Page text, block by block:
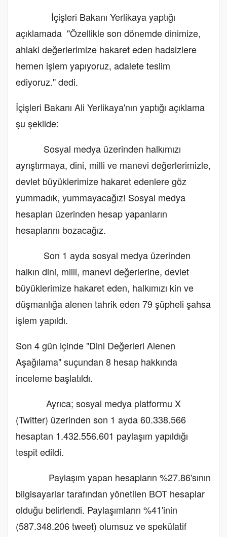
İçişleri Bakanı Yerlikaya yaptığı
açıklamada "Özellikle son dönemde dinimize,
ahlaki değerlerimize hakaret eden hadsizlere
hemen işlem yapıyoruz, adalete teslim
ediyoruz." dedi.
İçişleri Bakanı Ali Yerlikaya'nın yaptığı açıklama
şu şekilde:
Sosyal medya üzerinden halkımızı
ayrıştırmaya, dini, milli ve manevi değerlerimizle,
devlet büyüklerimize hakaret edenlere göz
yummadık, yummayacağız! Sosyal medya
hesapları üzerinden hesap yapanların
hesaplarını bozacağız.
Son 1 ayda sosyal medya üzerinden
halkın dini, milli, manevi değerlerine, devlet
büyüklerimize hakaret eden, halkımızı kin ve
düşmanlığa alenen tahrik eden 79 şüpheli şahsa
işlem yapıldı.
Son 4 gün içinde "Dini Değerleri Alenen
Aşağılama" suçundan 8 hesap hakkında
inceleme başlatıldı.
Ayrıca; sosyal medya platformu X
(Twitter) üzerinden son 1 ayda 60.338.566
hesaptan 1.432.556.601 paylaşım yapıldığı
tespit edildi.
Paylaşım yapan hesapların %27.86'sının
bilgisayarlar tarafından yönetilen BOT hesaplar
olduğu belirlendi. Paylaşımların %41'inin
(587.348.206 tweet) olumsuz ve spekülatif